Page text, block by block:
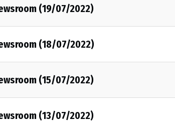
(19/07/2022)
(18/07/2022)
(15/07/2022)
(13/07/2022)